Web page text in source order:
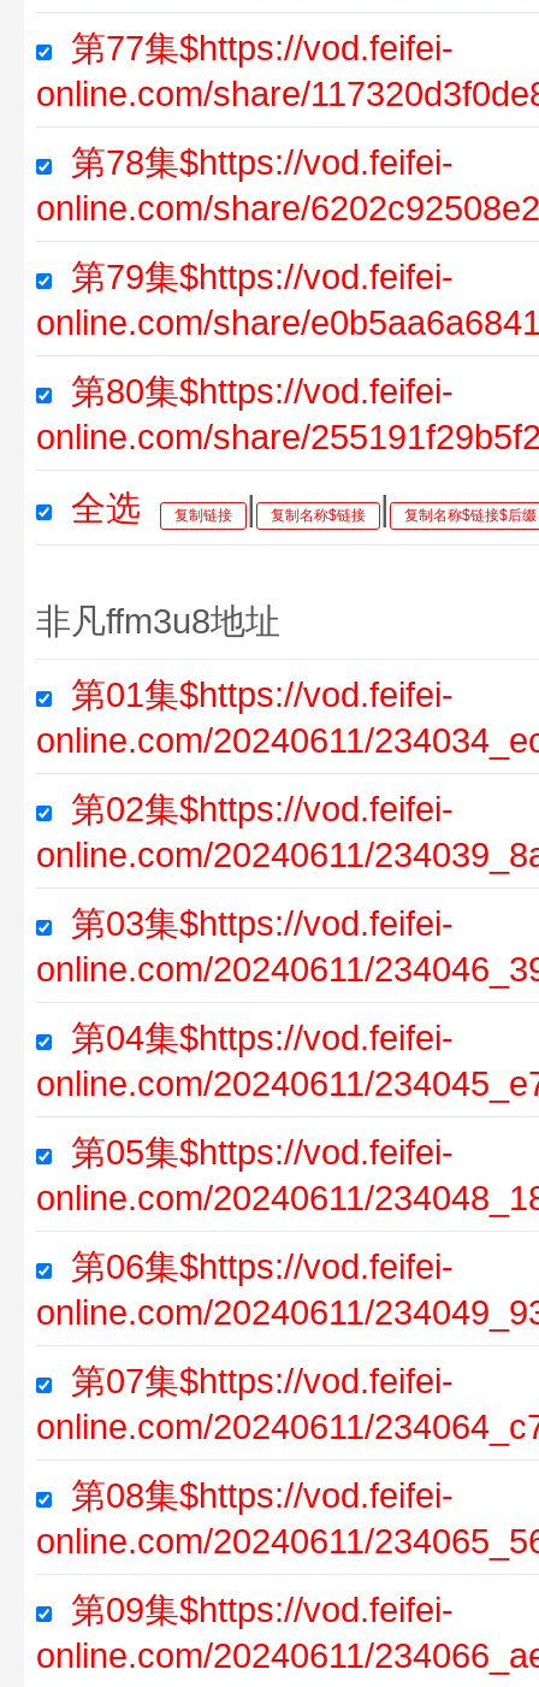
第77集$https://vod.feifei-
online.com/share/
第78集$https://vod.feifei-
online.com/share/
第79集$https://vod.feifei-
online.com/share/
第80集$https://vod.feifei-
online.com/share/
全选
复制链接 | 复制名称$链接 | 复制名称$链接$后缀
非凡ffm3u8地址
第01集$https://vod.feifei-
online.com/20240611/
第02集$https://vod.feifei-
online.com/20240611/
第03集$https://vod.feifei-
online.com/20240611/
第04集$https://vod.feifei-
online.com/20240611/
第05集$https://vod.feifei-
online.com/20240611/
第06集$https://vod.feifei-
online.com/20240611/
第07集$https://vod.feifei-
online.com/20240611/
第08集$https://vod.feifei-
online.com/20240611/
第09集$https://vod.feifei-
online.com/20240611/